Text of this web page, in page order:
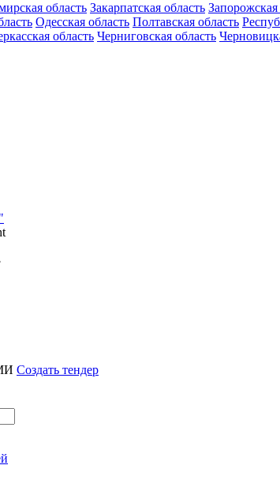
область Закарпатская область Запорожская
Одесская область Полтавская область
область Черниговская область
Создать тендер